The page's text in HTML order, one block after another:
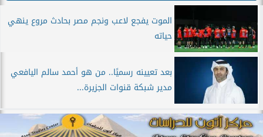
الموت يفجع لاعب ونجم مصر بحادث مروع ينهي
حياته
بعد تعيينه رسميًا.. من هو أحمد سالم اليافعي
مدير شبكة قنوات الجزيرة...